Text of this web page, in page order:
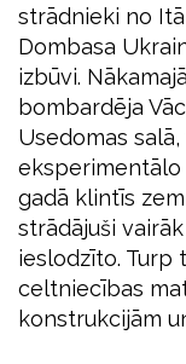
strādnieki no
Dombasa
izbūvi.
bombardēja
Usedomas
eksperimentālo
gadā klintīs
strādājuši
ieslodzīto. Turp
celtniecības
konstrukcijām